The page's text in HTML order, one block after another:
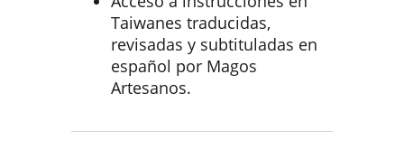
Taiwanes traducidas,
revisadas y subtituladas en
español por Magos
Artesanos.